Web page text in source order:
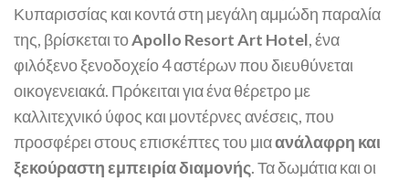
Κυπαρισσίας και κοντά στη μεγάλη αμμώδη παραλία
της, βρίσκεται τοApollo Resort Art Hotel, ένα
φιλόξενο ξενοδοχείο 4 αστέρων που διευθύνεται
οικογενειακά. Πρόκειται για ένα θέρετρο με
καλλιτεχνικό ύφος και μοντέρνες ανέσεις, που
προσφέρει στους επισκέπτες του μιαανάλαφρη και
ξεκούραστη εμπειρία διαμονής. Τα δωμάτια και οι